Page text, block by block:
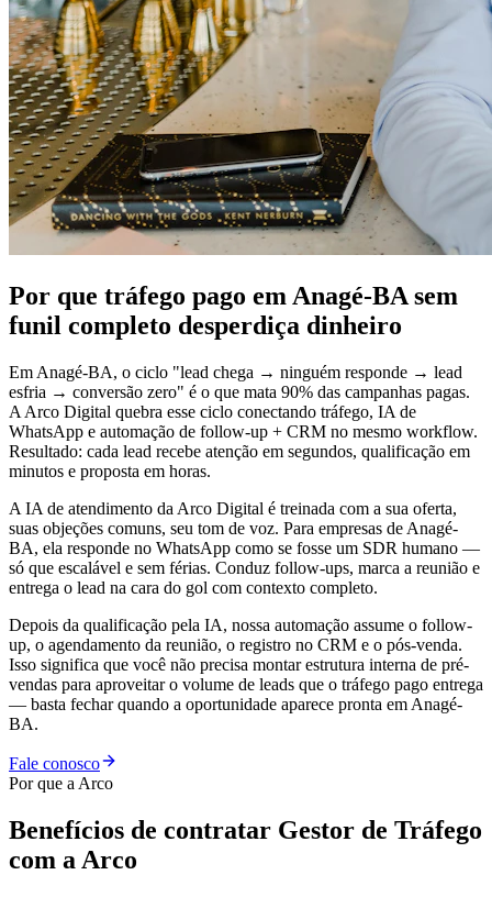
Por que tráfego pago em Anagé-BA sem
funil completo desperdiça dinheiro
Em Anagé-BA, o ciclo "lead chega → ninguém responde → lead
esfria → conversão zero" é o que mata 90% das campanhas pagas.
A Arco Digital quebra esse ciclo conectando tráfego, IA de
WhatsApp e automação de follow-up + CRM no mesmo workflow.
Resultado: cada lead recebe atenção em segundos, qualificação em
minutos e proposta em horas.
A IA de atendimento da Arco Digital é treinada com a sua oferta,
suas objeções comuns, seu tom de voz. Para empresas de Anagé-
BA, ela responde no WhatsApp como se fosse um SDR humano —
só que escalável e sem férias. Conduz follow-ups, marca a reunião e
entrega o lead na cara do gol com contexto completo.
Depois da qualificação pela IA, nossa automação assume o follow-
up, o agendamento da reunião, o registro no CRM e o pós-venda.
Isso significa que você não precisa montar estrutura interna de pré-
vendas para aproveitar o volume de leads que o tráfego pago entrega
— basta fechar quando a oportunidade aparece pronta em Anagé-
BA.
Fale conosco
Por que a Arco
Benefícios de contratar Gestor de Tráfego
com a Arco